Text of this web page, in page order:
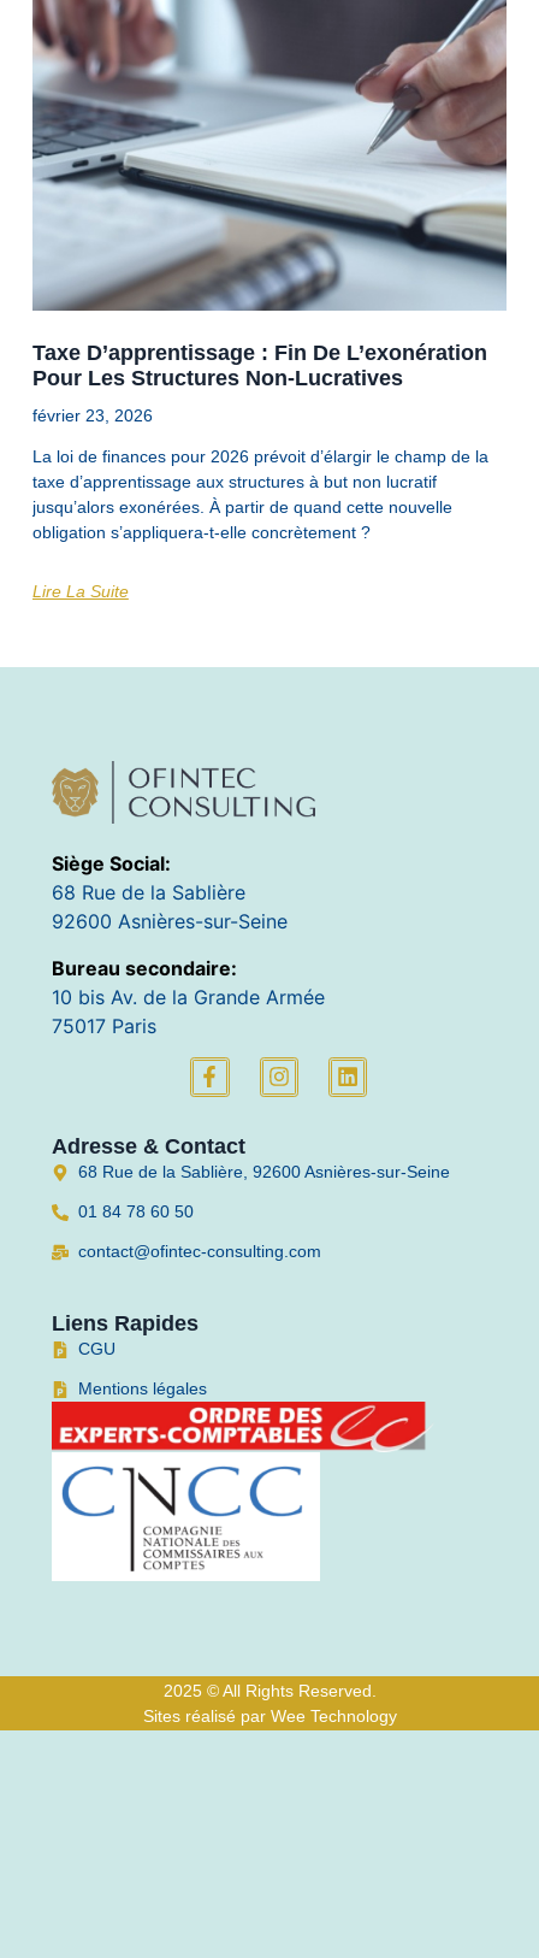
Taxe D’apprentissage : Fin De L’exonération
Pour Les Structures Non-Lucratives
février 23, 2026
La loi de finances pour 2026 prévoit d’élargir le champ de la
taxe d’apprentissage aux structures à but non lucratif
jusqu’alors exonérées. À partir de quand cette nouvelle
obligation s’appliquera-t-elle concrètement ?
Lire La Suite
Siège Social:
68 Rue de la Sablière
92600 Asnières-sur-Seine
Bureau secondaire:
10 bis Av. de la Grande Armée
75017 Paris
Adresse & Contact
68 Rue de la Sablière, 92600 Asnières-sur-Seine
01 84 78 60 50
contact@ofintec-consulting.com
Liens Rapides
CGU
Mentions légales
2025 © All Rights Reserved.
Sites réalisé par Wee Technology